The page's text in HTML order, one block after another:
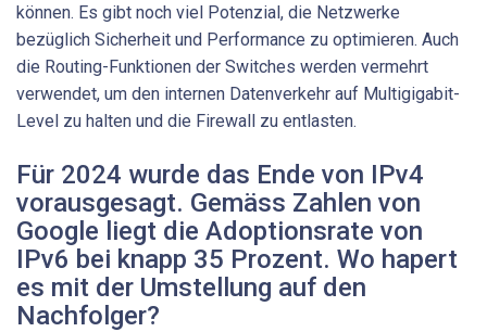
können. Es gibt noch viel Potenzial, die Netzwerke
bezüglich Sicherheit und Performance zu optimieren. Auch
die Routing-Funktionen der Switches werden vermehrt
verwendet, um den internen Datenverkehr auf Multigigabit-
Level zu halten und die Firewall zu entlasten.
Für 2024 wurde das Ende von IPv4
vorausgesagt. Gemäss Zahlen von
Google liegt die Adoptionsrate von
IPv6 bei knapp 35 Prozent. Wo hapert
es mit der Umstellung auf den
Nachfolger?